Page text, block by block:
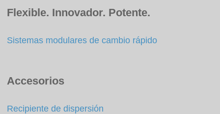
Flexible. Innovador. Potente.
Sistemas modulares de cambio rápido
Accesorios
Recipiente de dispersión